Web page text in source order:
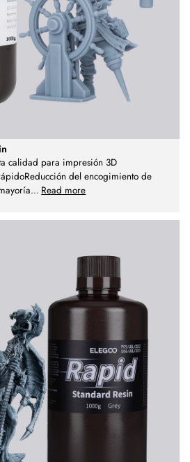
calidad para impresión 3D
del encogimiento de
... Read more